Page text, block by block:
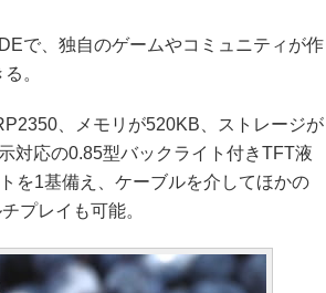
で、独自のゲームやコミュニティが作
。
、メモリが520KB、ストレージが
対応の0.85型バックライト付きTFT液
を1基備え、ケーブルを介してほかの
プレイも可能。